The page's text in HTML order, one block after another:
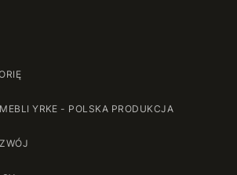
YRKE - POLSKA PRODUKCJA